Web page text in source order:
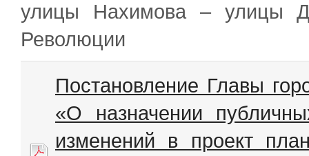
улицы Нахимова – улицы
Революции
Постановление Главы
«О назначении
изменений в проект